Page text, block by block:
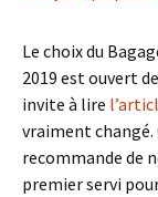
Le choix du
2019 est ouvert
invite à lire
vraiment
recommande de
premier servi